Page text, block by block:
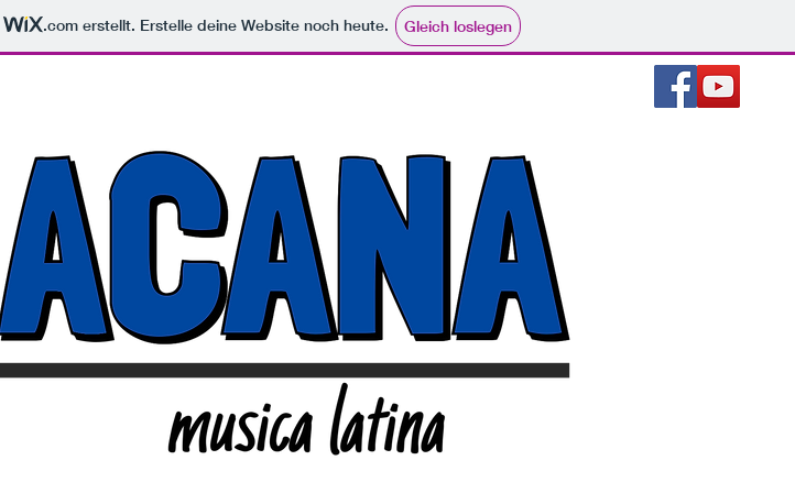
.com erstellt. Erstelle deine Website noch heute. Gleich loslegen